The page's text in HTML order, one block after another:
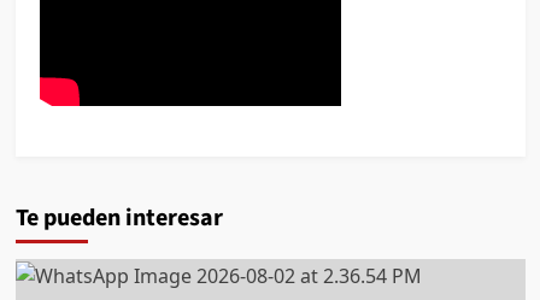
Te pueden interesar